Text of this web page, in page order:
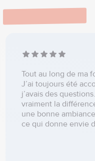
Tout au long de ma
J’ai toujours été
j’avais des
vraiment la
une bonne
ce qui donne envie